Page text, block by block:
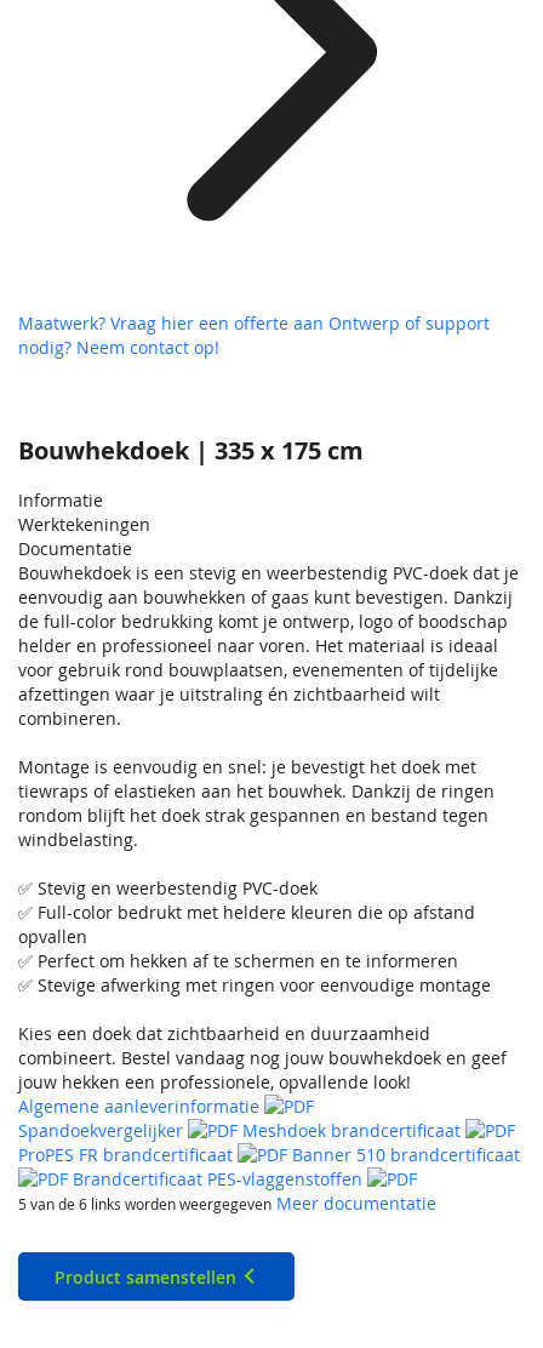
Bouwhekdoek | 335 x 175 cm
Informatie
Werktekeningen
Documentatie
Bouwhekdoek is een stevig en weerbestendig PVC-doek dat je
eenvoudig aan bouwhekken of gaas kunt bevestigen. Dankzij
de full-color bedrukking komt je ontwerp, logo of boodschap
helder en professioneel naar voren. Het materiaal is ideaal
voor gebruik rond bouwplaatsen, evenementen of tijdelijke
afzettingen waar je uitstraling én zichtbaarheid wilt
combineren.
Montage is eenvoudig en snel: je bevestigt het doek met
tiewraps of elastieken aan het bouwhek. Dankzij de ringen
rondom blijft het doek strak gespannen en bestand tegen
windbelasting.
✅ Stevig en weerbestendig PVC-doek
✅ Full-color bedrukt met heldere kleuren die op afstand
opvallen
✅ Perfect om hekken af te schermen en te informeren
✅ Stevige afwerking met ringen voor eenvoudige montage
Kies een doek dat zichtbaarheid en duurzaamheid
combineert. Bestel vandaag nog jouw bouwhekdoek en geef
jouw hekken een professionele, opvallende look!
Algemene aanleverinformatie
Spandoekvergelijker
Meshdoek brandcertificaat
ProPES FR brandcertificaat
Banner 510 brandcertificaat
Brandcertificaat PES-vlaggenstoffen
5 van de 6 links worden weergegeven Meer documentatie
Product samenstellen
Maatwerk? Vraag hier een offerte aan Ontwerp of support
nodig? Neem contact op!